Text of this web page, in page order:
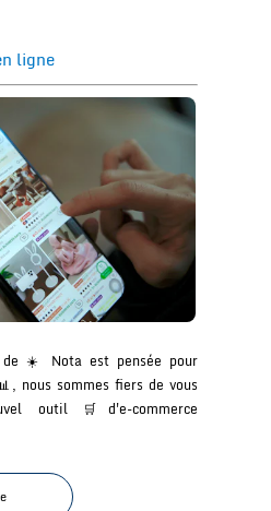
ligne
de ☀️ Nota est pensée pour
nous sommes fiers de vous
outil 🛒d'e-commerce